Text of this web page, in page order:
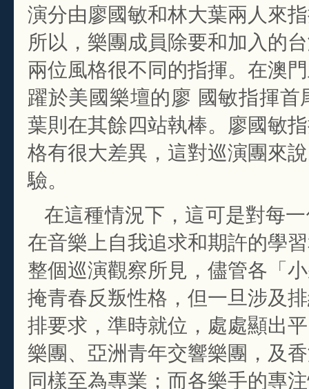
演分由廖國敏和林大葉兩人來
所以，樂團成員除要和加入的
兩位風格很不同的指揮。在澳
躍於美國樂壇的廖 國敏指揮
葉則在其餘四站執棒。廖國敏
格有很大差異，這對巡演團來
驗。
在這種情況下，這可是對每
在音樂上自我追求和期許的學
整個巡演觀察所見，儘管各「
掩青春反叛性格，但一旦涉及
排要求，準時就位，處處顯出
樂團、亞洲青年交響樂團，及
同樣至為專業；而各樂手的專